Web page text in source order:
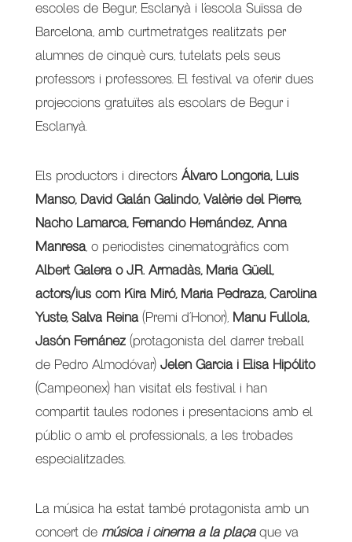
escoles de Begur, Esclanyà i l’escola Suïssa de
Barcelona, amb curtmetratges realitzats per
alumnes de cinquè curs, tutelats pels seus
professors i professores. El festival va oferir dues
projeccions gratuïtes als escolars de Begur i
Esclanyà.
Els productors i directors Álvaro Longoria, Luis
Manso, David Galán Galindo, Valèrie del Pierre,
Nacho Lamarca, Fernando Hernández, Anna
Manresa, o periodistes cinematogràfics com
Albert Galera o J.R. Armadàs, Maria Güell,
actors/ius com Kira Miró, Maria Pedraza, Carolina
Yuste, Salva Reina(Premi d’Honor), Manu Fullola,
Jasón Fernánez(protagonista del darrer treball
de Pedro Almodóvar) Jelen Garcia i Elisa Hipólito
(Campeonex) han visitat els festival i han
compartit taules rodones i presentacions amb el
públic o amb el professionals, a les trobades
especialitzades.
La música ha estat també protagonista amb un
concert de música i cinema a la plaça que va